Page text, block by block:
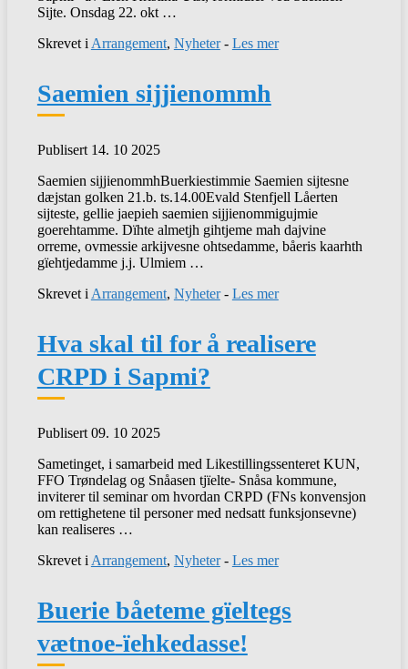
Sijte. Onsdag 22. okt …
Skrevet i Arrangement, Nyheter- Les mer
Saemien sijjienommh
Publisert 14. 10 2025
Saemien sijjienommhBuerkiestimmie Saemien sijtesne
dæjstan golken 21.b. ts.14.00Evald Stenfjell Låerten
sijteste, gellie jaepieh saemien sijjienommigujmie
goerehtamme. Dïhte almetjh gihtjeme mah dajvine
orreme, ovmessie arkijvesne ohtsedamme, båeris kaarhth
gïehtjedamme j.j. Ulmiem …
Skrevet i Arrangement, Nyheter- Les mer
Hva skal til for å realisere
CRPD i Sapmi?
Publisert 09. 10 2025
Sametinget, i samarbeid med Likestillingssenteret KUN,
FFO Trøndelag og Snåasen tjïelte- Snåsa kommune,
inviterer til seminar om hvordan CRPD (FNs konvensjon
om rettighetene til personer med nedsatt funksjonsevne)
kan realiseres …
Skrevet i Arrangement, Nyheter- Les mer
Buerie båeteme gïeltegs
vætnoe-ïehkedasse!